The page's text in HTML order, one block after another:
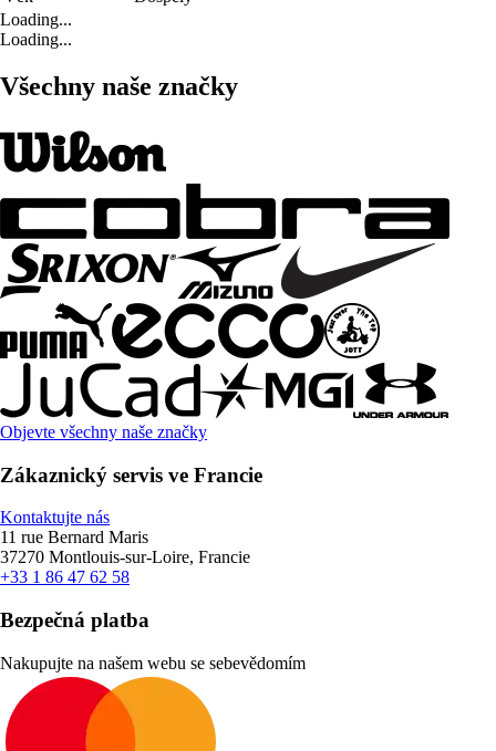
Loading...
Loading...
Všechny naše značky
Objevte všechny naše značky
Zákaznický servis ve Francie
Kontaktujte nás
11 rue Bernard Maris
37270 Montlouis-sur-Loire, Francie
+33 1 86 47 62 58
Bezpečná platba
Nakupujte na našem webu se sebevědomím